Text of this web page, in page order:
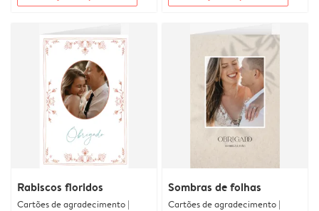
Rabiscos floridos
Cartões de agradecimento |
Sombras de folhas
Cartões de agradecimento |